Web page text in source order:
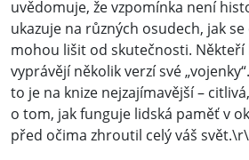
uvědomuje, že vzpomínka není
ukazuje na různých osudech, jak
mohou lišit od skutečnosti.
vyprávějí několik verzí své
to je na knize nejzajímavější –
o tom, jak funguje lidská paměť v
před očima zhroutil celý váš